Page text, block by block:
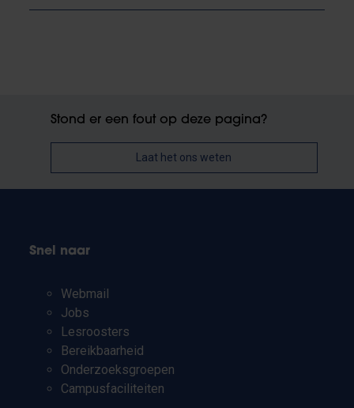
Stond er een fout op deze pagina?
Laat het ons weten
Snel naar
Webmail
Jobs
Lesroosters
Bereikbaarheid
Onderzoeksgroepen
Campusfaciliteiten